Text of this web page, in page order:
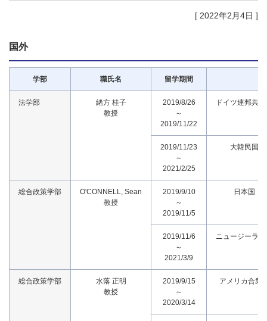
[ 2022年2月4日 ]
国外
学部 職氏名 留学期間
法学部
緒方 桂子
教授
2019/8/26
～
2019/11/22
ドイツ連邦共
2019/11/23
～
2021/2/25
大韓民国
総合政策学部
O'CONNELL, Sean
教授
2019/9/10
～
2019/11/5
日本国
2019/11/6
～
2021/3/9
ニュージーラ
総合政策学部
水落 正明
教授
2019/9/15
～
2020/3/14
アメリカ合衆